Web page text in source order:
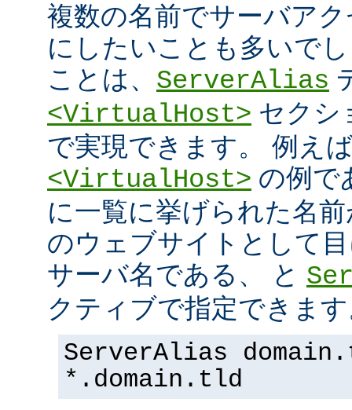
複数の名前でサーバア
にしたいことも多いで
ことは、 ServerAlias
<VirtualHost> セクシ
で実現できます。 例え
<VirtualHost> の例で
に一覧に挙げられた名
のウェブサイトとして
サーバ名である、 と
クティブで指定できま
ServerAlias
*.domain.tld